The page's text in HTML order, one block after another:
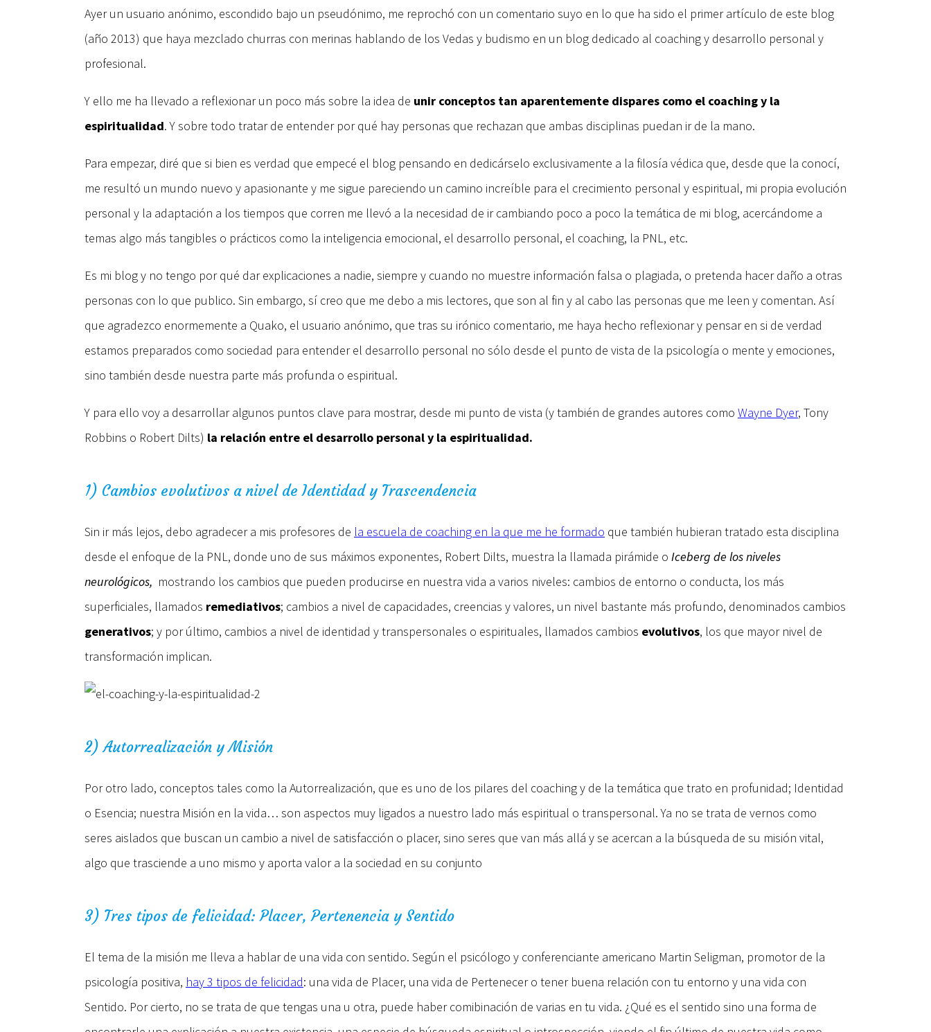
Ayer un usuario anónimo, escondido bajo un pseudónimo, me reprochó con un comentario suyo en lo que ha sido el primer artículo de este blog
(año 2013) que haya mezclado churras con merinas hablando de los Vedas y budismo en un blog dedicado al coaching y desarrollo personal y
profesional.
Y ello me ha llevado a reflexionar un poco más sobre la idea de unir conceptos tan aparentemente dispares como el coaching y la
espiritualidad. Y sobre todo tratar de entender por qué hay personas que rechazan que ambas disciplinas puedan ir de la mano.
Para empezar, diré que si bien es verdad que empecé el blog pensando en dedicárselo exclusivamente a la filosía védica que, desde que la conocí,
me resultó un mundo nuevo y apasionante y me sigue pareciendo un camino increíble para el crecimiento personal y espiritual, mi propia evolución
personal y la adaptación a los tiempos que corren me llevó a la necesidad de ir cambiando poco a poco la temática de mi blog, acercándome a
temas algo más tangibles o prácticos como la inteligencia emocional, el desarrollo personal, el coaching, la PNL, etc.
Es mi blog y no tengo por qué dar explicaciones a nadie, siempre y cuando no muestre información falsa o plagiada, o pretenda hacer daño a otras
personas con lo que publico. Sin embargo, sí creo que me debo a mis lectores, que son al fin y al cabo las personas que me leen y comentan. Así
que agradezco enormemente a Quako, el usuario anónimo, que tras su irónico comentario, me haya hecho reflexionar y pensar en si de verdad
estamos preparados como sociedad para entender el desarrollo personal no sólo desde el punto de vista de la psicología o mente y emociones,
sino también desde nuestra parte más profunda o espiritual.
Y para ello voy a desarrollar algunos puntos clave para mostrar, desde mi punto de vista (y también de grandes autores como Wayne Dyer, Tony
Robbins o Robert Dilts) la relación entre el desarrollo personal y la espiritualidad.
1) Cambios evolutivos a nivel de Identidad y Trascendencia
Sin ir más lejos, debo agradecer a mis profesores de la escuela de coaching en la que me he formado que también hubieran tratado esta disciplina
desde el enfoque de la PNL, donde uno de sus máximos exponentes, Robert Dilts, muestra la llamada pirámide o Iceberg de los niveles
neurológicos, mostrando los cambios que pueden producirse en nuestra vida a varios niveles: cambios de entorno o conducta, los más
superficiales, llamados remediativos; cambios a nivel de capacidades, creencias y valores, un nivel bastante más profundo, denominados cambios
generativos; y por último, cambios a nivel de identidad y transpersonales o espirituales, llamados cambios evolutivos, los que mayor nivel de
transformación implican.
2) Autorrealización y Misión
Por otro lado, conceptos tales como la Autorrealización, que es uno de los pilares del coaching y de la temática que trato en profunidad; Identidad
o Esencia; nuestra Misión en la vida… son aspectos muy ligados a nuestro lado más espiritual o transpersonal. Ya no se trata de vernos como
seres aislados que buscan un cambio a nivel de satisfacción o placer, sino seres que van más allá y se acercan a la búsqueda de su misión vital,
algo que trasciende a uno mismo y aporta valor a la sociedad en su conjunto
3) Tres tipos de felicidad: Placer, Pertenencia y Sentido
El tema de la misión me lleva a hablar de una vida con sentido. Según el psicólogo y conferenciante americano Martin Seligman, promotor de la
psicología positiva, hay 3 tipos de felicidad: una vida de Placer, una vida de Pertenecer o tener buena relación con tu entorno y una vida con
Sentido. Por cierto, no se trata de que tengas una u otra, puede haber comibinación de varias en tu vida. ¿Qué es el sentido sino una forma de